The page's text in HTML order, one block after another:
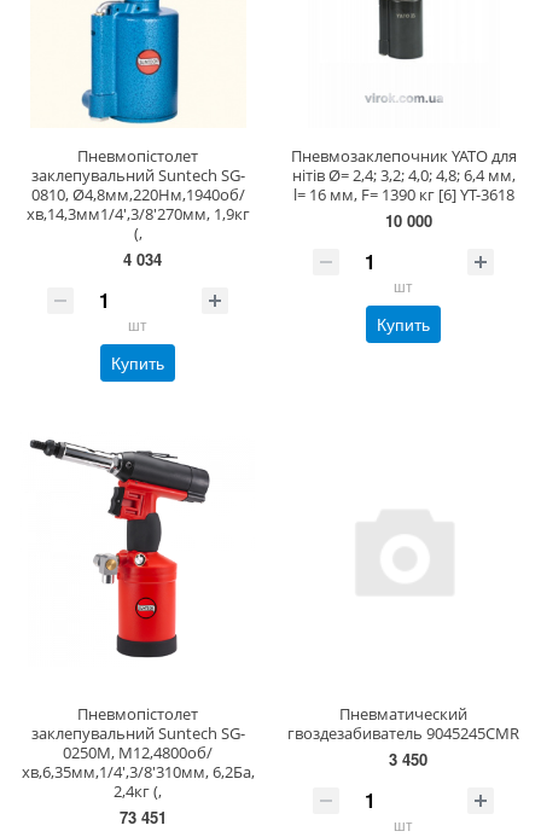
Пневмопістолет
заклепувальний Suntech SG-
0810, Ø4,8мм,220Нм,1940об/
хв,14,3мм1/4',3/8'270мм, 1,9кг
(,
4 034
шт
Купить
Пневмозаклепочник YATO для
нітів Ø= 2,4; 3,2; 4,0; 4,8; 6,4 мм,
l= 16 мм, F= 1390 кг [6] YT-3618
10 000
шт
Купить
Пневмопістолет
заклепувальний Suntech SG-
0250M, M12,4800об/
хв,6,35мм,1/4',3/8'310мм, 6,2Ба,
2,4кг (,
73 451
Пневматический
гвоздезабиватель 9045245CMR
3 450
шт